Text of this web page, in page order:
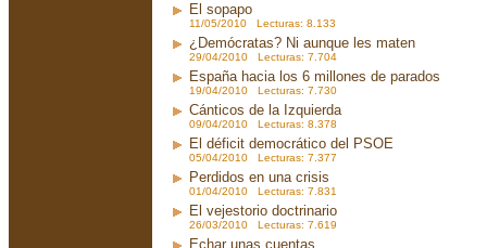
El sopapo
11/05/2010 Lecturas: 8.133
¿Demócratas? Ni aunque les maten
29/04/2010 Lecturas: 7.704
España hacia los 6 millones de parados
19/04/2010 Lecturas: 7.730
Cánticos de la Izquierda
09/04/2010 Lecturas: 8.378
El déficit democrático del PSOE
05/04/2010 Lecturas: 7.377
Perdidos en una crisis
01/04/2010 Lecturas: 7.831
El vejestorio doctrinario
26/03/2010 Lecturas: 7.619
Echar unas cuentas